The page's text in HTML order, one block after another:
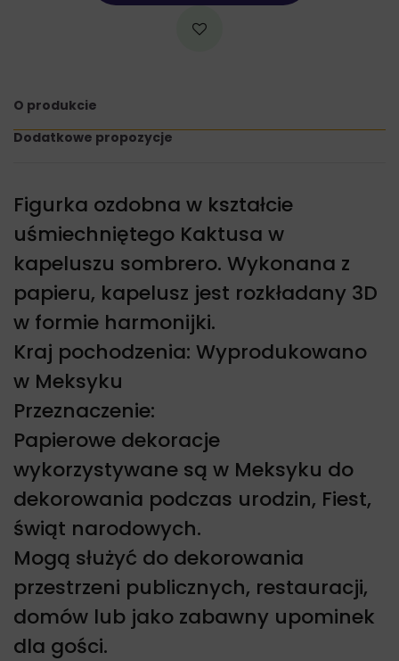
O produkcie
Dodatkowe propozycje
Figurka ozdobna w kształcie
uśmiechniętego Kaktusa w
kapeluszu sombrero. Wykonana z
papieru, kapelusz jest rozkładany 3D
w formie harmonijki.
Kraj pochodzenia: Wyprodukowano
w Meksyku
Przeznaczenie:
Papierowe dekoracje
wykorzystywane są w Meksyku do
dekorowania podczas urodzin, Fiest,
świąt narodowych.
Mogą służyć do dekorowania
przestrzeni publicznych, restauracji,
domów lub jako zabawny upominek
dla gości.